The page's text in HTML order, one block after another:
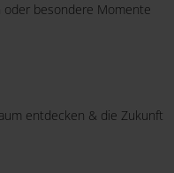
oder besondere Momente
entdecken & die Zukunft